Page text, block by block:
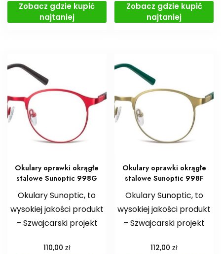
Zobacz gdzie kupić
najtaniej
Zobacz gdzie kupić
najtaniej
Okulary oprawki okrągłe
stalowe Sunoptic 998G
Okulary Sunoptic, to
wysokiej jakości produkt
– Szwajcarski projekt
110,00 zł
Okulary oprawki okrągłe
stalowe Sunoptic 998F
Okulary Sunoptic, to
wysokiej jakości produkt
– Szwajcarski projekt
112,00zł